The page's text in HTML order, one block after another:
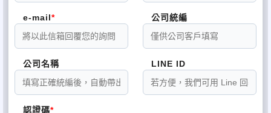
e-mail 公司統編
公司名稱 LINE ID
認證碼